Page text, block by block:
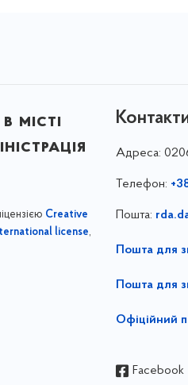
місті
Creative
license,
Адреса:
Телефон:
Пошта:
Пошта для
Пошта для
Офіційний
Facebook